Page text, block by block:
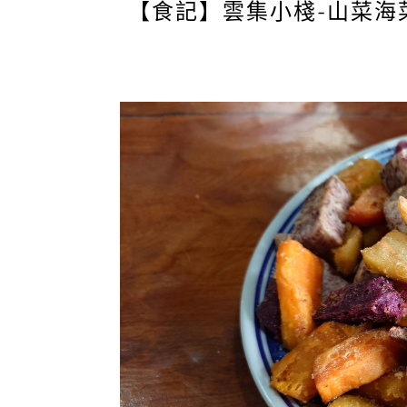
【食記】雲集小棧-山菜